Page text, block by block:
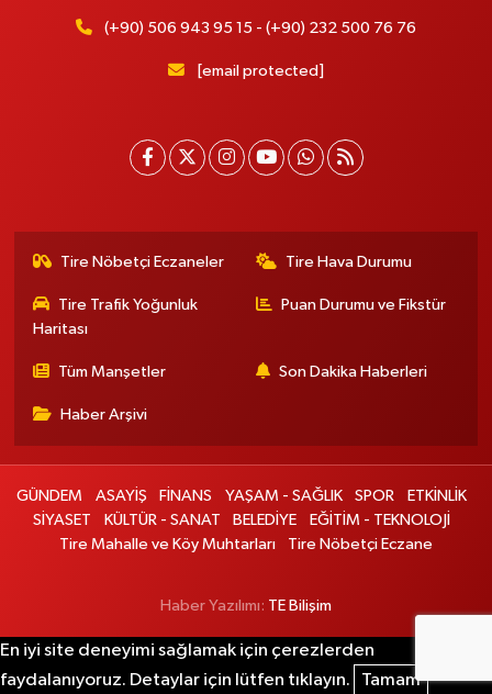
(+90) 506 943 95 15 - (+90) 232 500 76 76
[email protected]
Tire Nöbetçi Eczaneler Tire Hava Durumu
Tire Trafik Yoğunluk
Haritası
Puan Durumu ve Fikstür
Tüm Manşetler Son Dakika Haberleri
Haber Arşivi
GÜNDEM ASAYİŞ FİNANS YAŞAM - SAĞLIK SPOR
ETKİNLİK
SİYASET
KÜLTÜR - SANAT BELEDİYE
EĞİTİM - TEKNOLOJİ
Tire Mahalle ve Köy Muhtarları
Tire Nöbetçi Eczane
Haber Yazılımı: TE Bilişim
En iyi site deneyimi sağlamak için çerezlerden
faydalanıyoruz. Detaylar için lütfen tıklayın.
Tamam